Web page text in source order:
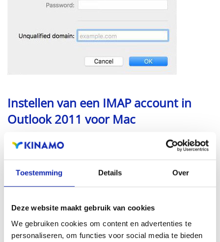
Toestemming Details Over
Deze website maakt gebruik van cookies
We gebruiken cookies om content en advertenties te
personaliseren, om functies voor social media te bieden
Instellen van een IMAP account in
Outlook 2011 voor Mac
Als u uw account in wil stellen als IMAP account, dient u
andere instellingen te gebruiken.
Let op! Als u uw e-mail account instelt als IMAP, blijven